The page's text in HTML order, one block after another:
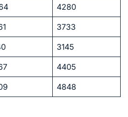
4280
3733
3145
4405
4848